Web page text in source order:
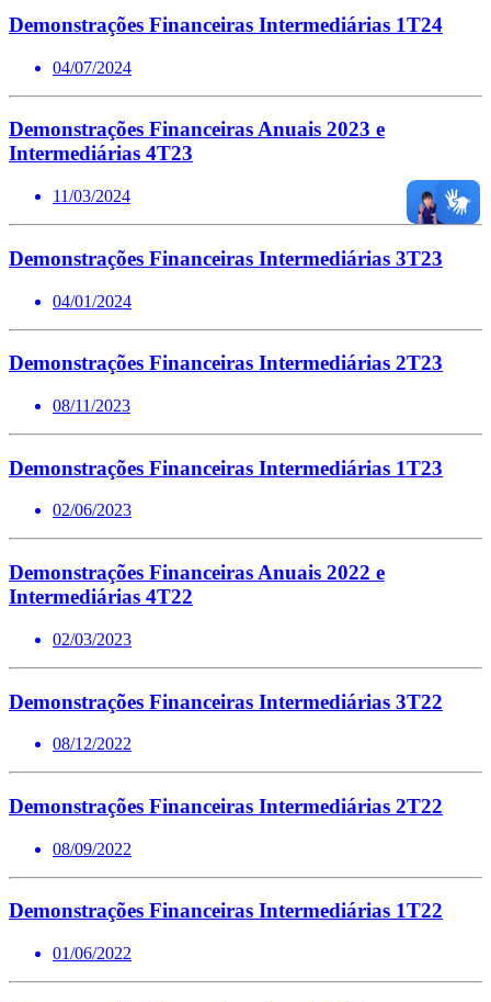
Demonstrações Financeiras Intermediárias 1T24
04/07/2024
Demonstrações Financeiras Anuais 2023 e
Intermediárias 4T23
11/03/2024
Demonstrações Financeiras Intermediárias 3T23
04/01/2024
Demonstrações Financeiras Intermediárias 2T23
08/11/2023
Demonstrações Financeiras Intermediárias 1T23
02/06/2023
Demonstrações Financeiras Anuais 2022 e
Intermediárias 4T22
02/03/2023
Demonstrações Financeiras Intermediárias 3T22
08/12/2022
Demonstrações Financeiras Intermediárias 2T22
08/09/2022
Demonstrações Financeiras Intermediárias 1T22
01/06/2022